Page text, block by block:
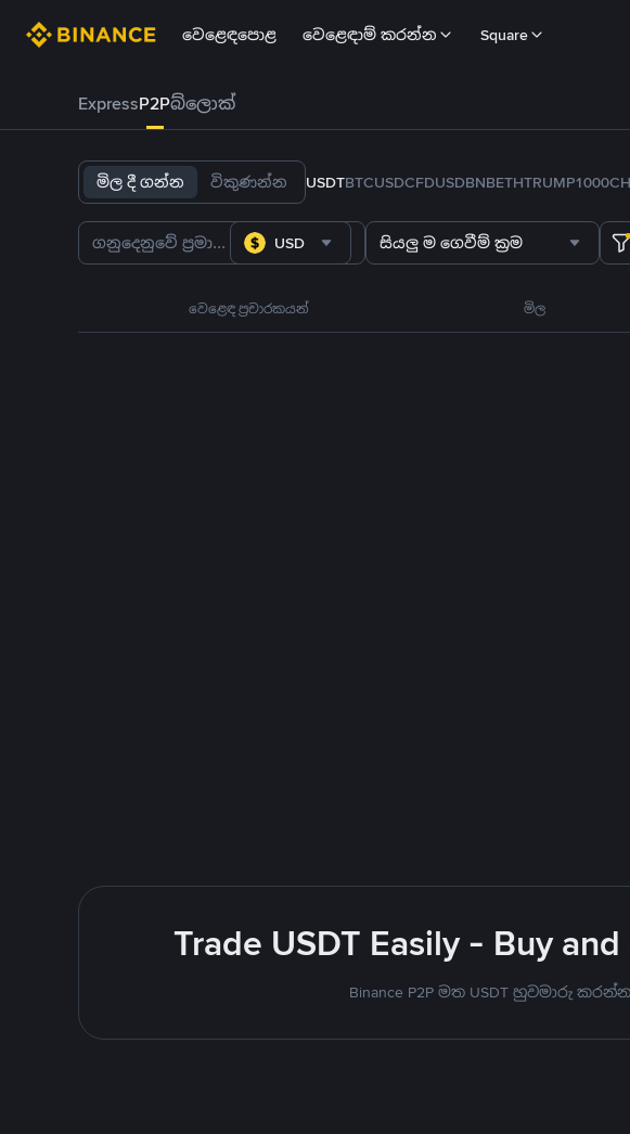
වෙළෙඳපොළ වෙළෙඳාම් කරන්න Square
ExpressP2Pබ්ලොක්
මිල දී ගන්න විකුණන්න USDTBTCUSDCFDUSDBNBETHTRUMP
USD සියලු ම ගෙවීම් ක්‍රම
වෙළෙඳ ප්‍රචාරකයන් මිල
Trade USDT Easily - Buy
Binance P2P මත USDT හුවමාරු